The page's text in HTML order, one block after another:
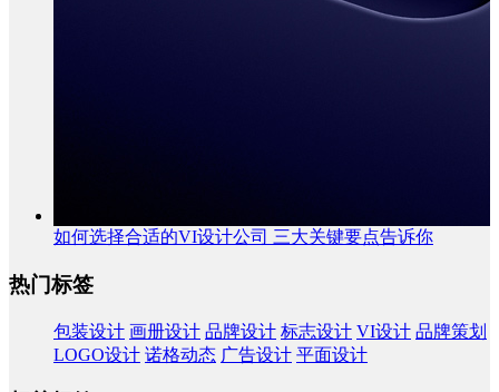
如何选择合适的VI设计公司 三大关键要点告诉你
热门标签
包装设计 画册设计 品牌设计 标志设计 VI设计 品牌策划
LOGO设计 诺格动态 广告设计 平面设计